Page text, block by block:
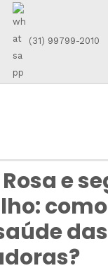
(31) 99799-2010
e
das